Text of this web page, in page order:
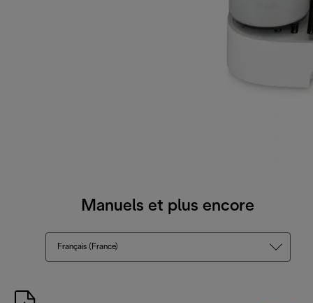
Manuels et plus encore
Français (France)